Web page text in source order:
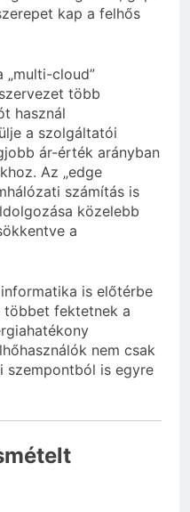
kap a felhős
cloud”
több
használ
a szolgáltatói
ár-érték arányban
Az „edge
számítás is
közelebb
a
is előtérbe
többet fektetnek a
nem csak
szempontból is egyre